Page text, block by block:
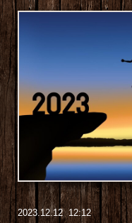
2023. 12.12 12:12